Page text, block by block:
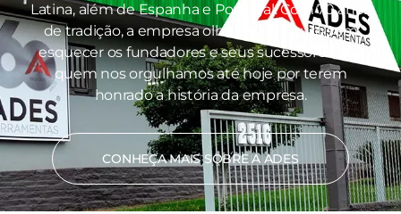
Latina, além de Espanha e Portugal. Com 70 anos
de tradição, a empresa olha para o futuro sem
esquecer os fundadores e seus sucessores, por
quem nos orgulhamos até hoje por terem
honrado a história da empresa.
CONHEÇA MAIS SOBRE A ADES